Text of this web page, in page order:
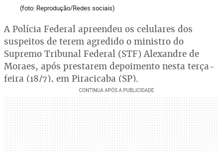
(foto: Reprodução/Redes sociais)
A Polícia Federal apreendeu os celulares dos
suspeitos de terem agredido o ministro do
Supremo Tribunal Federal (STF) Alexandre de
Moraes, após prestarem depoimento nesta terça-
feira (18/7), em Piracicaba (SP).